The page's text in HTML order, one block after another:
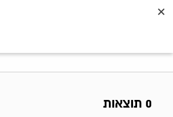
0 תוצאות